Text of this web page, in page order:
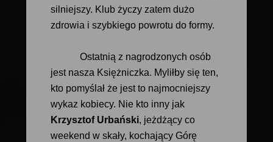
silniejszy. Klub życzy zatem dużo
zdrowia i szybkiego powrotu do formy.
Ostatnią z nagrodzonych osób
jest nasza Księżniczka. Myliłby się ten,
kto pomyślał że jest to najmocniejszy
wykaz kobiecy. Nie kto inny jak
Krzysztof Urbański, jeżdżący co
weekend w skały, kochający Górę